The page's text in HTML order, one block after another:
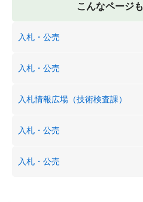
こんなページ
入札・公売
入札・公売
入札情報広場（技術検査課）
入札・公売
入札・公売